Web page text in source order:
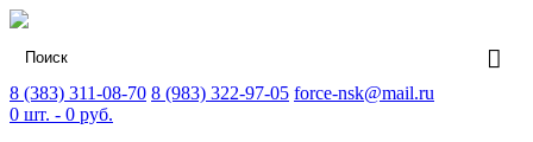
8 (383) 311-08-70 8 (983) 322-97-05 force-nsk@mail.ru
0 шт. - 0 руб.